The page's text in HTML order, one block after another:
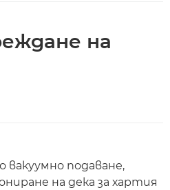
на
вакуумно подаване,
на дека за хартия